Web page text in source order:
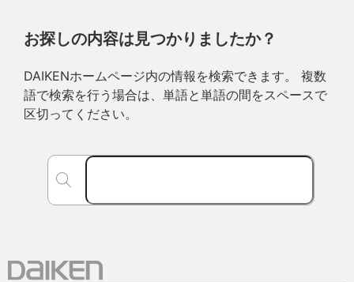
お探しの内容は見つかりましたか？
DAIKENホームページ内の情報を検索できます。 複数
語で検索を行う場合は、単語と単語の間をスペースで
区切ってください。